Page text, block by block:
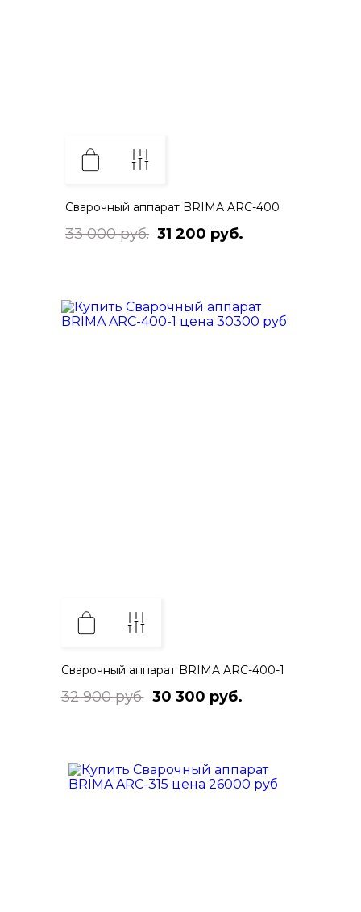
Сварочный аппарат BRIMA ARC-400
33 000 руб. 31 200 руб.
Сварочный аппарат BRIMA ARC-400-1
32 900 руб. 30 300 руб.